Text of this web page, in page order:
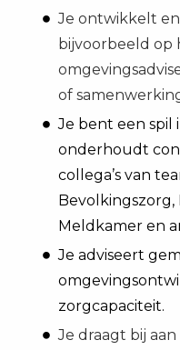
Je ontwikkelt
bijvoorbeeld op
of
Je bent een spil
onderhoudt
collega’s van
Bevolkingszorg,
Meldkamer en
Je adviseert
zorgcapaciteit.
Je draagt bij